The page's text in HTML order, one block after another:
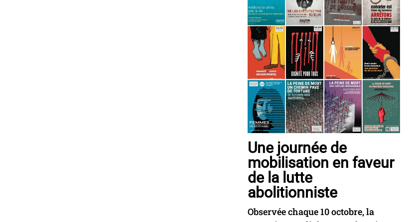
Une journée de
mobilisation en faveur
de la lutte
abolitionniste
Observée chaque 10 octobre, la